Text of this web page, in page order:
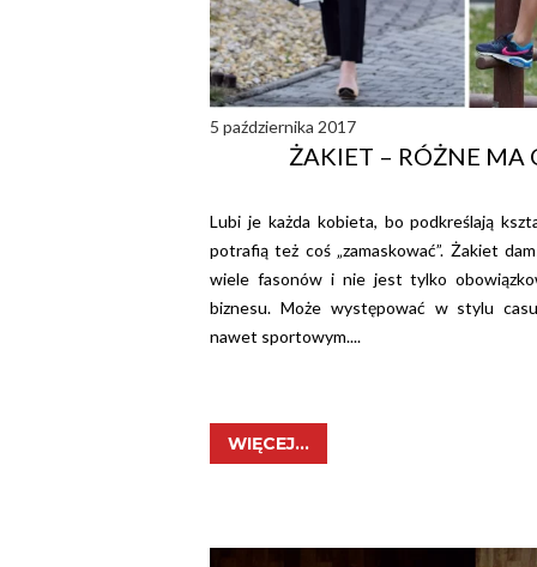
5 października 2017
ŻAKIET – RÓŻNE MA
Lubi je każda kobieta, bo podkreślają
potrafią też coś „zamaskować”. Żakiet
wiele fasonów i nie jest tylko
biznesu. Może występować w stylu
nawet sportowym....
WIĘCEJ...